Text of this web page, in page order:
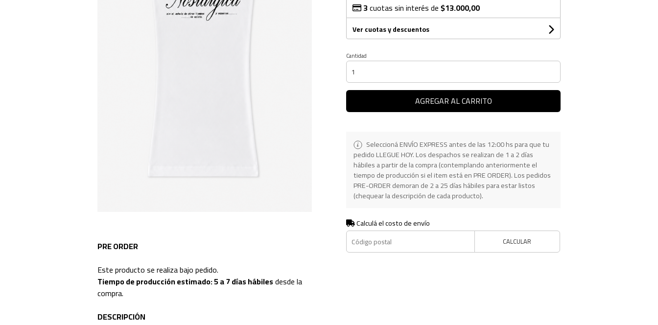
PRE ORDER
Este producto se realiza bajo pedido.
Tiempo de producción estimado: 5 a 7 días hábilesdesde la
compra.
DESCRIPCIÓN
3cuotas sin interés de$13.000,00
Ver cuotas y descuentos
Cantidad
AGREGAR AL CARRITO
Seleccioná ENVÍO EXPRESS antes de las 12:00 hs para que tu
pedido LLEGUE HOY. Los despachos se realizan de 1 a 2 días
hábiles a partir de la compra (contemplando anteriormente el
tiempo de producción si el item está en PRE ORDER). Los pedidos
PRE-ORDER demoran de 2 a 25 días hábiles para estar listos
(chequear la descripción de cada producto).
Calculá el costo de envío
CALCULAR